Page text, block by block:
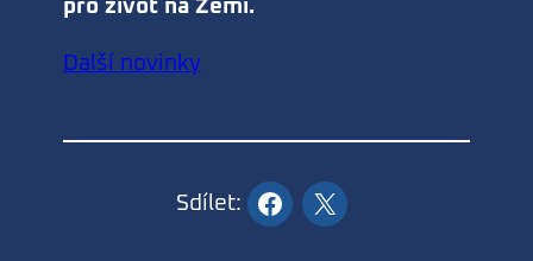
pro život na Zemi.
Další novinky
Sdílet: